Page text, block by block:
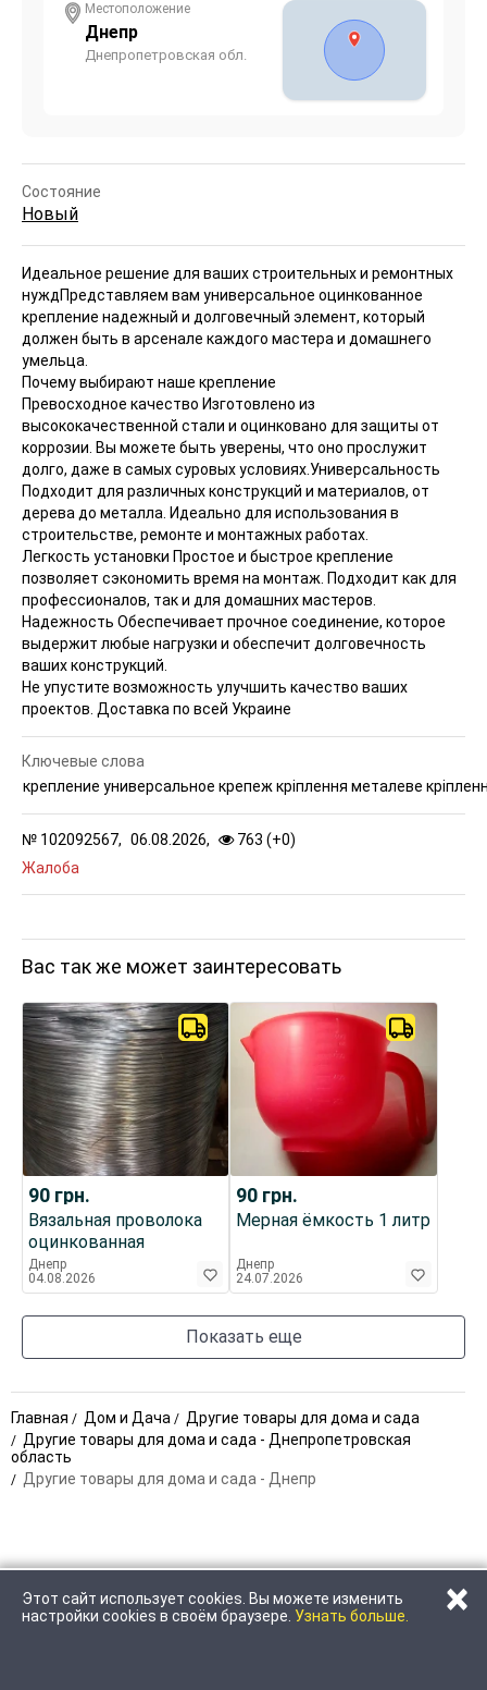
Местоположение
Днепр
Днепропетровская обл.
Состояние
Новый
Идеальное решение для ваших строительных и ремонтных
нуждПредставляем вам универсальное оцинкованное
крепление надежный и долговечный элемент, который
должен быть в арсенале каждого мастера и домашнего
умельца.
Почему выбирают наше крепление
Превосходное качество Изготовлено из
высококачественной стали и оцинковано для защиты от
коррозии. Вы можете быть уверены, что оно прослужит
долго, даже в самых суровых условиях.Универсальность
Подходит для различных конструкций и материалов, от
дерева до металла. Идеально для использования в
строительстве, ремонте и монтажных работах.
Легкость установки Простое и быстрое крепление
позволяет сэкономить время на монтаж. Подходит как для
профессионалов, так и для домашних мастеров.
Надежность Обеспечивает прочное соединение, которое
выдержит любые нагрузки и обеспечит долговечность
ваших конструкций.
Не упустите возможность улучшить качество ваших
проектов. Доставка по всей Украине
№ 102092567, 06.08.2026, 763 (+0)
Жалоба
Ключевые слова
крепление универсальное крепеж кріплення металеве
Вас так же может заинтересовать
90 грн.
Вязальная проволока
оцинкованная
Днепр
04.08.2026
90 грн.
Мерная ёмкость 1 литр
Днепр
24.07.2026
Показать еще
Главная Дом и Дача
Другие товары для дома и сада
Другие товары для дома и сада - Днепропетровская
область
Другие товары для дома и сада - Днепр
Этот сайт использует cookies. Вы можете изменить
настройки cookies в своём браузере. Узнать больше. ×
ПОЗВОНИТЬ НАПИСАТЬ